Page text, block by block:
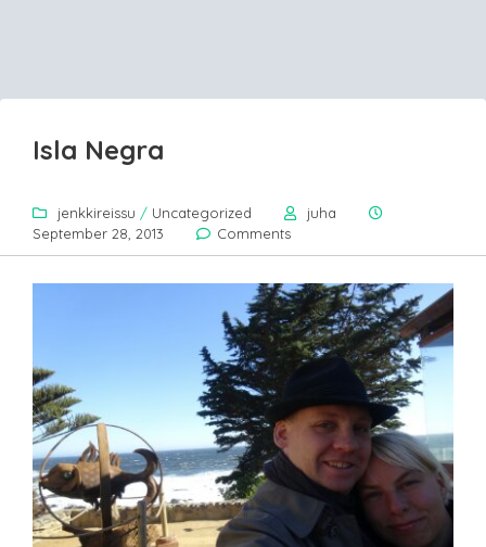
CONTENT
Isla Negra
jenkkireissu / Uncategorized
juha
September 28, 2013
Comments